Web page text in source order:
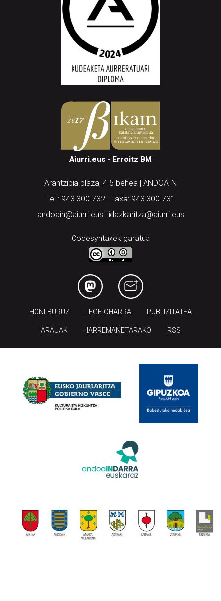
Aiurri.eus - Erroitz BM
Arantzibia plaza, 4-5 behea | ANDOAIN
Tel.: 943 300 732 | Faxa: 943 300 731
andoain@aiurri.eus | idazkaritza@aiurri.eus
Codesyntaxek garatua
HONI BURUZ LEGE OHARRA PUBLIZITATEA
ARAUAK HARREMANETARAKO RSS